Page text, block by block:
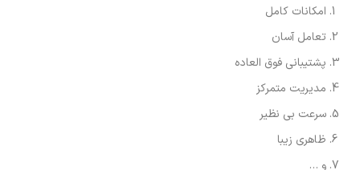
امکانات کامل
تعامل آسان
پشتیبانی فوق العاده
مدیریت متمرکز
سرعت بی نظیر
ظاهری زیبا
و …